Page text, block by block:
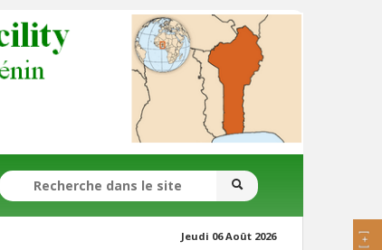
FORMULAIRE DE RECHERCHE
Jeudi 06 Août 2026 [ + ]